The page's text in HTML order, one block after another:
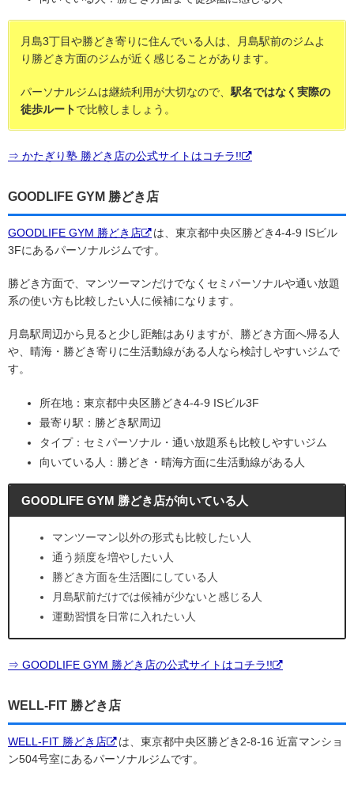
月島3丁目や勝どき寄りに住んでいる人は、月島駅前のジムよ
り勝どき方面のジムが近く感じることがあります。
パーソナルジムは継続利用が大切なので、 駅名ではなく実際の
徒歩ルートで比較しましょう。
⇒ かたぎり塾 勝どき店の公式サイトはコチラ!!
GOODLIFE GYM 勝どき店
GOODLIFE GYM 勝どき店
は、東京都中央区勝どき4-4-9 ISビル
3Fにあるパーソナルジムです。
勝どき方面で、マンツーマンだけでなくセミパーソナルや通い放題
系の使い方も比較したい人に候補になります。
月島駅周辺から見ると少し距離はありますが、勝どき方面へ帰る人
や、晴海・勝どき寄りに生活動線がある人なら検討しやすいジムで
す。
所在地：東京都中央区勝どき4-4-9 ISビル3F
最寄り駅：勝どき駅周辺
タイプ：セミパーソナル・通い放題系も比較しやすいジム
向いている人：勝どき・晴海方面に生活動線がある人
GOODLIFE GYM 勝どき店が向いている人
マンツーマン以外の形式も比較したい人
通う頻度を増やしたい人
勝どき方面を生活圏にしている人
月島駅前だけでは候補が少ないと感じる人
運動習慣を日常に入れたい人
⇒ GOODLIFE GYM 勝どき店の公式サイトはコチラ!!
WELL-FIT 勝どき店
WELL-FIT 勝どき店
は、東京都中央区勝どき2-8-16 近富マンショ
ン504号室にあるパーソナルジムです。